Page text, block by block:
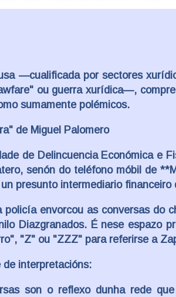
—cualificada por sectores
ou guerra xurídica—,
sumamente polémicos.
de Miguel Palomero
de Delincuencia Económica e
senón do teléfono móbil de
presunto intermediario financeiro
envorcou as conversas do
Diazgranados. É nese espazo
"Z" ou "ZZZ" para referirse a
interpretacións:
son o reflexo dunha rede